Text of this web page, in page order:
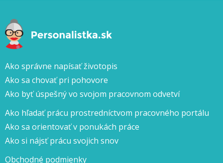
Ako správne napísať životopis
Ako sa chovať pri pohovore
Ako byť úspešný vo svojom pracovnom odvetví
Ako hľadať prácu prostredníctvom pracovného portálu
Ako sa orientovať v ponukách práce
Ako si nájsť prácu svojich snov
Obchodné podmienky